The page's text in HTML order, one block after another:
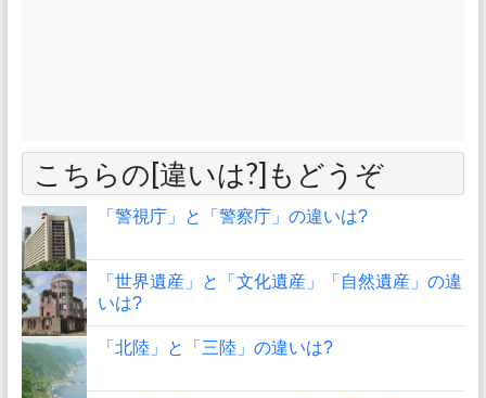
こちらの[違いは?]もどうぞ
「警視庁」と「警察庁」の違いは?
「世界遺産」と「文化遺産」「自然遺産」の違
いは?
「北陸」と「三陸」の違いは?